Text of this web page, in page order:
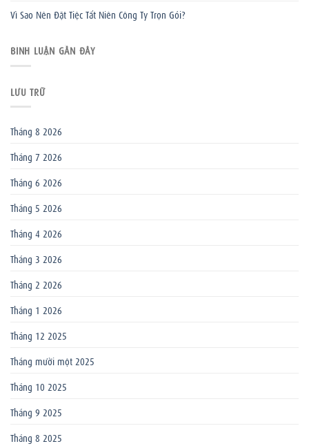
Vì Sao Nên Đặt Tiệc Tất Niên Công Ty Trọn Gói?
BÌNH LUẬN GẦN ĐÂY
LƯU TRỮ
Tháng 8 2026
Tháng 7 2026
Tháng 6 2026
Tháng 5 2026
Tháng 4 2026
Tháng 3 2026
Tháng 2 2026
Tháng 1 2026
Tháng 12 2025
Tháng mười một 2025
Tháng 10 2025
Tháng 9 2025
Tháng 8 2025